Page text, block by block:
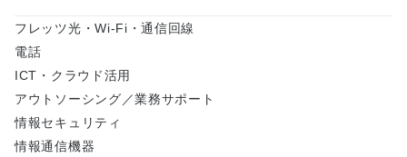
フレッツ光・Wi-Fi・通信回線
電話
ICT・クラウド活用
アウトソーシング／業務サポート
情報セキュリティ
情報通信機器